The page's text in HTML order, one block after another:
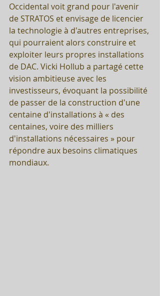
Occidental voit grand pour l'avenir
de STRATOS et envisage de licencier
la technologie à d'autres entreprises,
qui pourraient alors construire et
exploiter leurs propres installations
de DAC. Vicki Hollub a partagé cette
vision ambitieuse avec les
investisseurs, évoquant la possibilité
de passer de la construction d'une
centaine d'installations à « des
centaines, voire des milliers
d'installations nécessaires » pour
répondre aux besoins climatiques
mondiaux.